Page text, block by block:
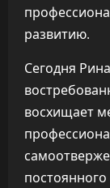
развитию.
Сегодня
восхищает